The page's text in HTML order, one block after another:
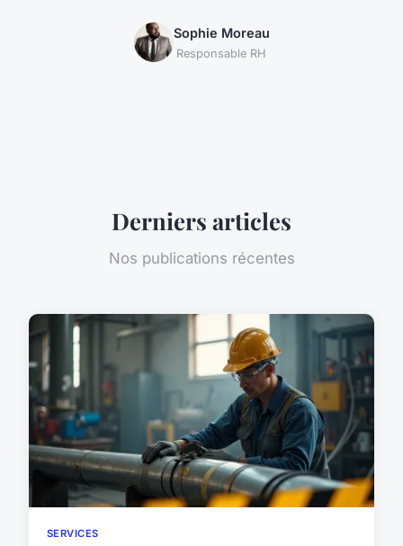
Sophie Moreau
Responsable RH
Derniers articles
Nos publications récentes
SERVICES